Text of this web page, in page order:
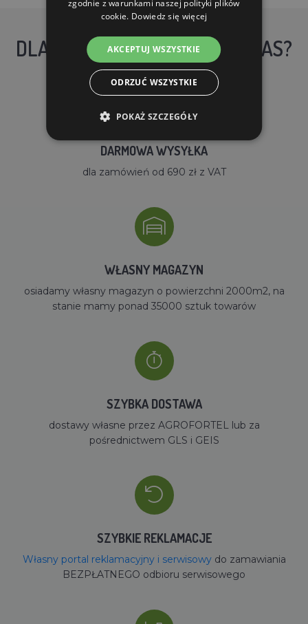
DLACZEGO WARTO KUPIĆ U NAS?
DARMOWA WYSYŁKA
dla zamówień od 690 zł z VAT
WŁASNY MAGAZYN
osiadamy własny magazyn o powierzchni 2000m2, na
stanie mamy ponad 35000 sztuk towarów
SZYBKA DOSTAWA
dostawy własne przez AGROFORTEL lub za
pośrednictwem GLS i GEIS
SZYBKIE REKLAMACJE
Własny portal reklamacyjny i serwisowydo zamawiania
BEZPŁATNEGO odbioru serwisowego
zgodnie z warunkami naszej polityki plików
cookie. Dowiedz się więcej
AKCEPTUJ WSZYSTKIE
ODRZUĆ WSZYSTKIE
POKAŻ SZCZEGÓŁY